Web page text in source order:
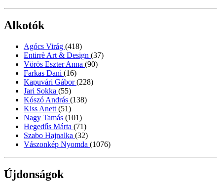
Alkotók
Agócs Virág (418)
Entirrè Art & Design (37)
Vörös Eszter Anna (90)
Farkas Dani (16)
Kapuvári Gábor(228)
Jari Sokka (55)
Kószó András (138)
Kiss Anett (51)
Nagy Tamás (101)
Hegedűs Márta (71)
Szabo Hajnalka (32)
Vászonkép Nyomda (1076)
Újdonságok